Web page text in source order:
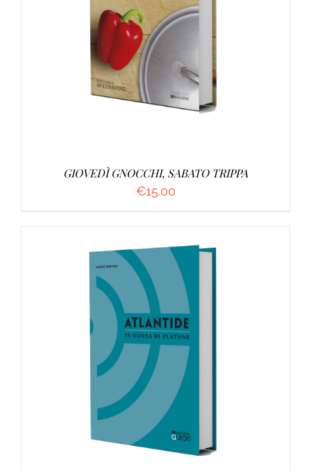
AGGIUNGI AL CARRELLO /
GIOVEDÌ GNOCCHI, SABATO TRIPPA
€15.00
AGGIUNGI AL CARRELLO /